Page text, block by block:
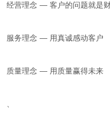
经营理念 — 客户的问题就是
服务理念 — 用真诚感动客户
质量理念 — 用质量赢得未来
、